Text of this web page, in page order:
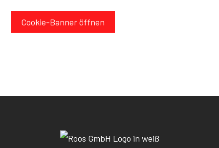
Cookie-Banner öffnen